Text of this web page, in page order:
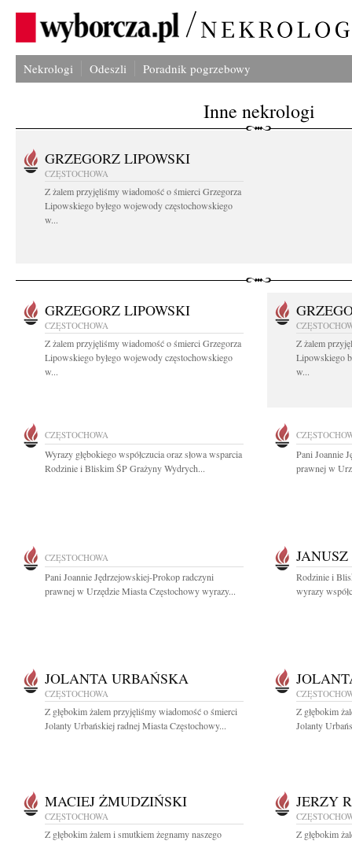
Nekrologi Odeszli Poradnik pogrzebowy
Inne nekrologi
GRZEGORZ LIPOWSKI
CZĘSTOCHOWA
Z żalem przyjęliśmy wiadomość o śmierci Grzegorza
Lipowskiego byłego wojewody częstochowskiego
w...
GRZEGORZ LIPOWSKI
CZĘSTOCHOWA
Z żalem przyjęliśmy wiadomość o śmierci Grzegorza
Lipowskiego byłego wojewody częstochowskiego
w...
Z żalem
Lipowskiego
w...
CZĘSTOCHOWA
Wyrazy głębokiego współczucia oraz słowa wsparcia
Rodzinie i Bliskim ŚP Grażyny Wydrych...
Pani Joannie
prawnej w
CZĘSTOCHOWA
Pani Joannie Jędrzejowskiej-Prokop radczyni
prawnej w Urzędzie Miasta Częstochowy wyrazy...
Rodzinie i
wyrazy
JOLANTA URBAŃSKA
CZĘSTOCHOWA
Z głębokim żalem przyjęliśmy wiadomość o śmierci
Jolanty Urbańskiej radnej Miasta Częstochowy...
Z głębokim
Jolanty
MACIEJ ŻMUDZIŃSKI
CZĘSTOCHOWA
Z głębokim żalem i smutkiem żegnamy naszego
JERZY
Z głębokim